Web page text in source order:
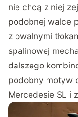
nie chcą z niej
podobnej walce
z owalnymi
spalinowej
dalszego
podobny motyw
Mercedesie SL i